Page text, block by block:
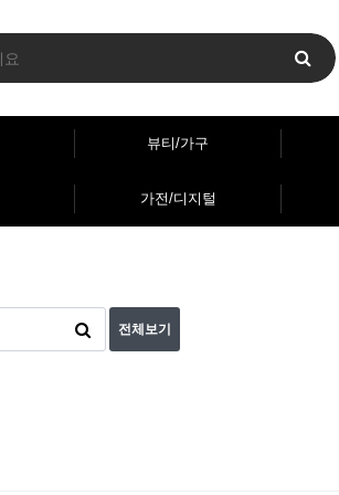
뷰티/가구
가전/디지털
전체보기